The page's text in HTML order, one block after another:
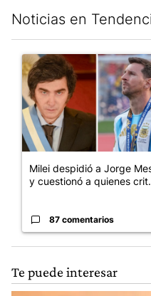
Noticias en
Un artículo de tendencia
Milei despidió a Jorge
y cuestionó a quienes
87 comentarios